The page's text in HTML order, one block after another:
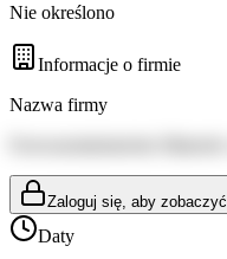
Nie określono
Informacje o firmie
Nazwa firmy
Zaloguj się, aby zobaczyć
Daty